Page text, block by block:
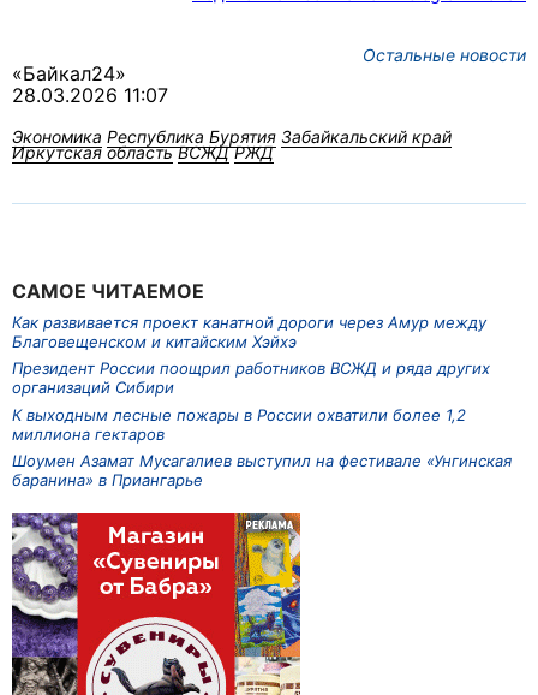
Остальные новости
«Байкал24»
28.03.2026 11:07
Экономика Республика Бурятия Забайкальский край
Иркутская область ВСЖД РЖД
САМОЕ ЧИТАЕМОЕ
Как развивается проект канатной дороги через Амур между
Благовещенском и китайским Хэйхэ
Президент России поощрил работников ВСЖД и ряда других
организаций Сибири
К выходным лесные пожары в России охватили более 1,2
миллиона гектаров
Шоумен Азамат Мусагалиев выступил на фестивале «Унгинская
баранина» в Приангарье